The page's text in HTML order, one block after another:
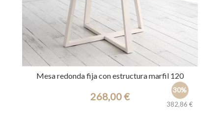
Mesa redonda fija con estructura marfil 120
30%
382,86 €
268,00 €